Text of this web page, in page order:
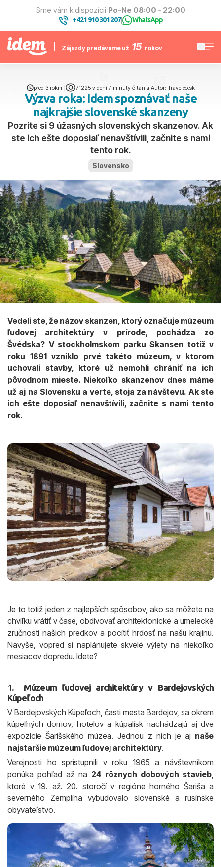
Sme vám k dispozícii Po-Ne 08:00 - 22:00
+421 910 301 207| WhatsApp
Zájazdy predávame už 15 rokov
pred 3 rokmi 71225 videní|7 minúty čítania Autor: Travelco.sk
Výzva roka: Idem spoznávať naše
najkrajšie slovenské skanzeny
Pozrite si 9 úžasných slovenských skanzenov. Ak
ste ich ešte doposiaľ nenavštívili, začnite s nami
tento rok.
Slovensko
Vedeli ste, že názov skanzen, ktorý označuje múzeum
ľudovej architektúry v prírode, pochádza zo
Švédska? V stockholmskom parku Skansen totiž v
roku 1891 vzniklo prvé takéto múzeum, v ktorom
uchovali stavby, ktoré už nemohli chrániť na ich
pôvodnom mieste. Niekoľko skanzenov dnes máme
už aj na Slovensku a verte, stoja za návštevu. Ak ste
ich ešte doposiaľ nenavštívili, začnite s nami tento
rok.
Je to totiž jeden z najlepších spôsobov, ako sa môžete na
chvíľku vrátiť v čase, obdivovať architektonické a umelecké
zručnosti našich predkov a pocítiť hrdosť na našu krajinu.
Navyše, vopred si naplánujete skvelé výlety na niekoľko
mesiacov dopredu. Idete?
1. Múzeum ľudovej architektúry v Bardejovských
Kúpeľoch
V Bardejovských Kúpeľoch, časti mesta Bardejov, sa okrem
kúpeľných domov, hotelov a kúpalísk nachádzajú aj dve
expozície Šarišského múzea. Jednou z nich je aj naše
najstaršie múzeum ľudovej architektúry.
Verejnosti ho sprístupnili v roku 1965 a návštevníkom
ponúka pohľad až na 24 rôznych dobových stavieb
ktoré v 19. až. 20. storočí v regióne horného Šariša a
severného Zemplína vybudovalo slovenské a rusínske
obyvateľstvo.